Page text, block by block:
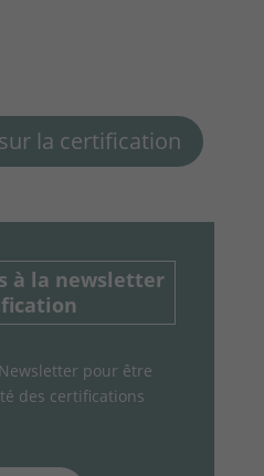
la certification
à la newsletter
pour être
des certifications